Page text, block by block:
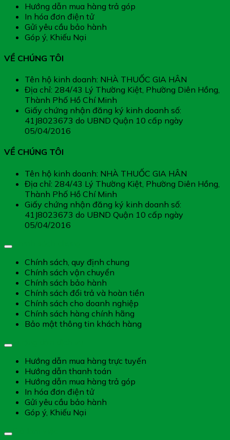
Hướng dẫn mua hàng trả góp
In hóa đơn điện tử
Gửi yêu cầu bảo hành
Góp ý, Khiếu Nại
VỀ CHÚNG TÔI
Tên hộ kinh doanh: NHÀ THUỐC GIA HÂN
Địa chỉ: 284/43 Lý Thường Kiệt, Phường Diên Hồng,
Thành Phố Hồ Chí Minh
Giấy chứng nhận đăng ký kinh doanh số:
41J8023673 do UBND Quận 10 cấp ngày
05/04/2016
VỀ CHÚNG TÔI
Tên hộ kinh doanh: NHÀ THUỐC GIA HÂN
Địa chỉ: 284/43 Lý Thường Kiệt, Phường Diên Hồng,
Thành Phố Hồ Chí Minh
Giấy chứng nhận đăng ký kinh doanh số:
41J8023673 do UBND Quận 10 cấp ngày
05/04/2016
Chính sách, quy định chung
Chính sách vận chuyển
Chính sách bảo hành
Chính sách đổi trả và hoàn tiền
Chính sách cho doanh nghiệp
Chính sách hàng chính hãng
Bảo mật thông tin khách hàng
Hướng dẫn mua hàng trực tuyến
Hướng dẫn thanh toán
Hướng dẫn mua hàng trả góp
In hóa đơn điện tử
Gửi yêu cầu bảo hành
Góp ý, Khiếu Nại